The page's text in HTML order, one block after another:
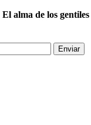
El alma de los gentiles